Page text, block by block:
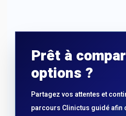
Prêt à
options ?
Partagez vos attentes et
parcours Clinictus guidé afin